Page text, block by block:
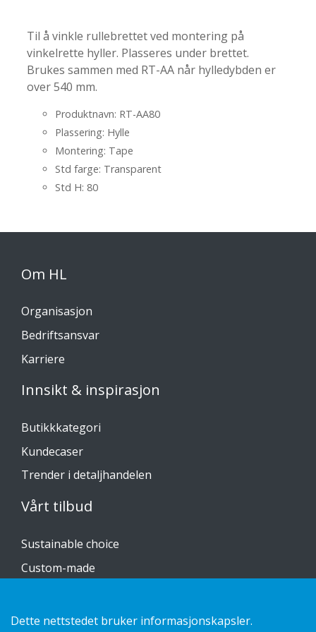
Til å vinkle rullebrettet ved montering på
vinkelrette hyller. Plasseres under brettet.
Brukes sammen med RT-AA når hylledybden er
over 540 mm.
Produktnavn: RT-AA80
Plassering: Hylle
Montering: Tape
Std farge: Transparent
Std H: 80
Om HL
Organisasjon
Bedriftsansvar
Karriere
Innsikt & inspirasjon
Butikkkategori
Kundecaser
Trender i detaljhandelen
Vårt tilbud
Sustainable choice
Custom-made
Katalog
Dette nettstedet bruker informasjonskapsler.